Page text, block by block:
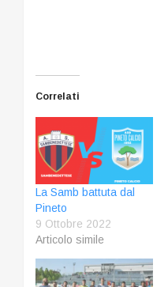
Correlati
La Samb battuta dal
Pineto
9 Ottobre 2022
Articolo simile